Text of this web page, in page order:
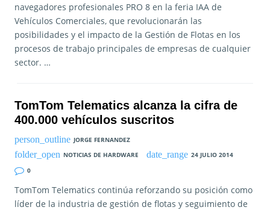
navegadores profesionales PRO 8 en la feria IAA de
Vehículos Comerciales, que revolucionarán las
posibilidades y el impacto de la Gestión de Flotas en los
procesos de trabajo principales de empresas de cualquier
sector. …
TomTom Telematics alcanza la cifra de
400.000 vehículos suscritos
JORGE FERNANDEZ
NOTICIAS DE HARDWARE
24 JULIO 2014
0
TomTom Telematics continúa reforzando su posición como
líder de la industria de gestión de flotas y seguimiento de